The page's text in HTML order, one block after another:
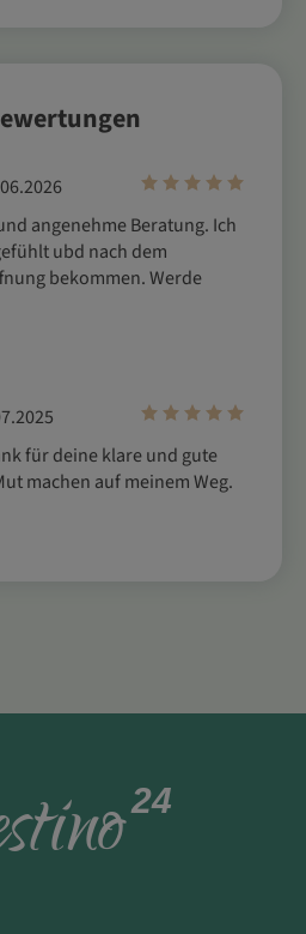
angenehme Beratung. Ich
ubd nach dem
bekommen. Werde
für deine klare und gute
machen auf meinem Weg.
24